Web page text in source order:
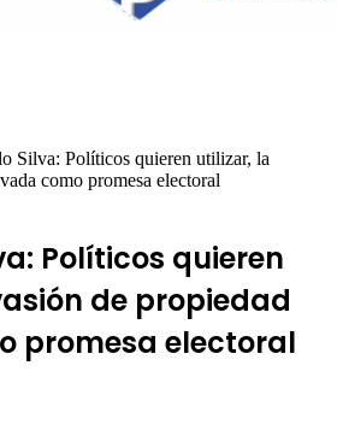
Silva: Políticos quieren utilizar, la
como promesa electoral
Políticos quieren
de propiedad
promesa electoral